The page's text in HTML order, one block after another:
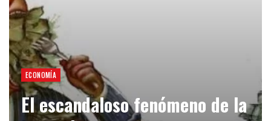
ECONOMÍA
El escandaloso fenómeno de la